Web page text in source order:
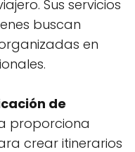
Sus servicios
buscan
en
de
proporciona
crear itinerarios